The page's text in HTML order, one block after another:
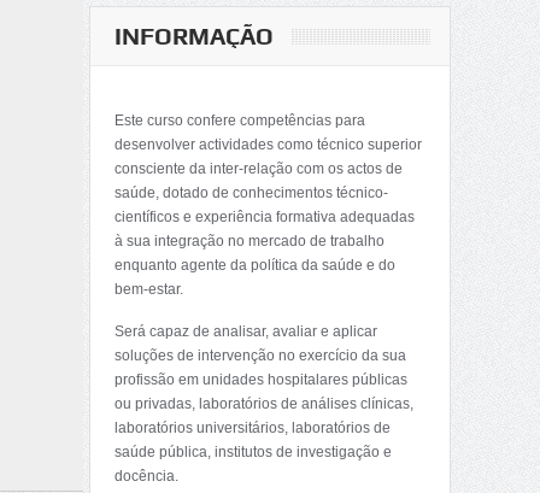
INFORMAÇÃO
Este curso confere competências para
desenvolver actividades como técnico superior
consciente da inter-relação com os actos de
saúde, dotado de conhecimentos técnico-
científicos e experiência formativa adequadas
à sua integração no mercado de trabalho
enquanto agente da política da saúde e do
bem-estar.
Será capaz de analisar, avaliar e aplicar
soluções de intervenção no exercício da sua
profissão em unidades hospitalares públicas
ou privadas, laboratórios de análises clínicas,
laboratórios universitários, laboratórios de
saúde pública, institutos de investigação e
docência.